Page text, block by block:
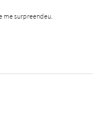
me surpreendeu.